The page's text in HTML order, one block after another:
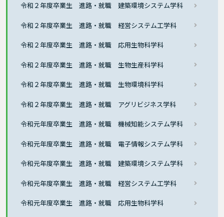
令和２年度卒業生 進路・就職 建築環境システム学科
令和２年度卒業生 進路・就職 経営システム工学科
令和２年度卒業生 進路・就職 応用生物科学科
令和２年度卒業生 進路・就職 生物生産科学科
令和２年度卒業生 進路・就職 生物環境科学科
令和２年度卒業生 進路・就職 アグリビジネス学科
令和元年度卒業生 進路・就職 機械知能システム学科
令和元年度卒業生 進路・就職 電子情報システム学科
令和元年度卒業生 進路・就職 建築環境システム学科
令和元年度卒業生 進路・就職 経営システム工学科
令和元年度卒業生 進路・就職 応用生物科学科